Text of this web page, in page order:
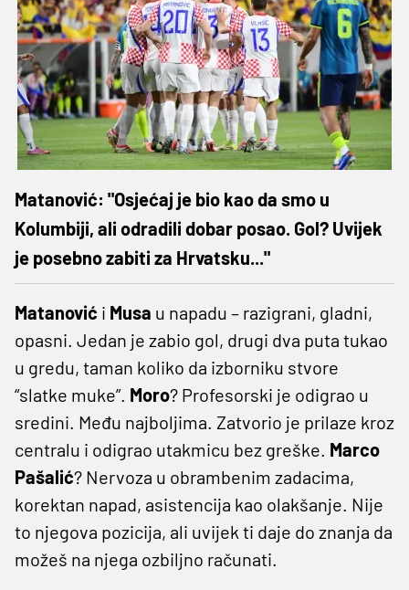
Matanović: "Osjećaj je bio kao da smo u
Kolumbiji, ali odradili dobar posao. Gol? Uvijek
je posebno zabiti za Hrvatsku..."
Matanović i Musa u napadu – razigrani, gladni,
opasni. Jedan je zabio gol, drugi dva puta tukao
u gredu, taman koliko da izborniku stvore
“slatke muke”. Moro? Profesorski je odigrao u
sredini. Među najboljima. Zatvorio je prilaze kroz
centralu i odigrao utakmicu bez greške. Marco
Pašalić? Nervoza u obrambenim zadacima,
korektan napad, asistencija kao olakšanje. Nije
to njegova pozicija, ali uvijek ti daje do znanja da
možeš na njega ozbiljno računati.